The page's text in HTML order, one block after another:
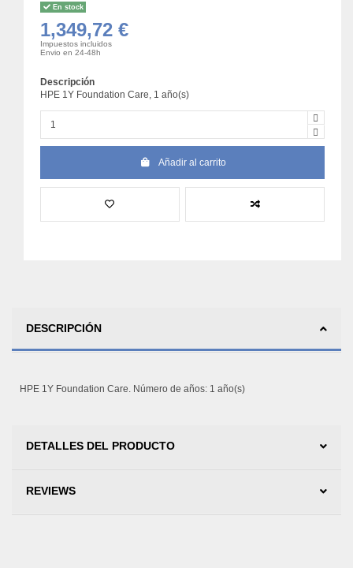
En stock
1,349,72 €
Impuestos incluidos
Envio en 24-48h
Descripción
HPE 1Y Foundation Care, 1 año(s)
Añadir al carrito
DESCRIPCIÓN
HPE 1Y Foundation Care. Número de años: 1 año(s)
DETALLES DEL PRODUCTO
REVIEWS